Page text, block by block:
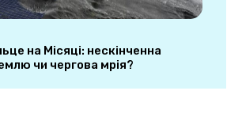
на Місяці: нескінченна
чи чергова мрія?